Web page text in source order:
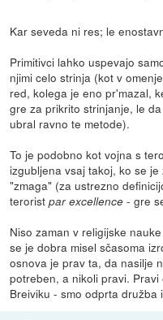
Kar seveda ni res; le
Primitivci lahko uspevajo
njimi celo strinja (kot v
red, kolega je eno pr'mazal,
gre za prikrito strinjanje, le
ubral ravno te metode).
To je podobno kot vojna s
izgubljena vsaj takoj, ko se
"zmaga" (za ustrezno
teroristpar excellence - gre
Niso zaman v religijske
se je dobra misel sčasoma
osnova je prav ta, da nasilje
potreben, a nikoli pravi.
Breiviku - smo odprta